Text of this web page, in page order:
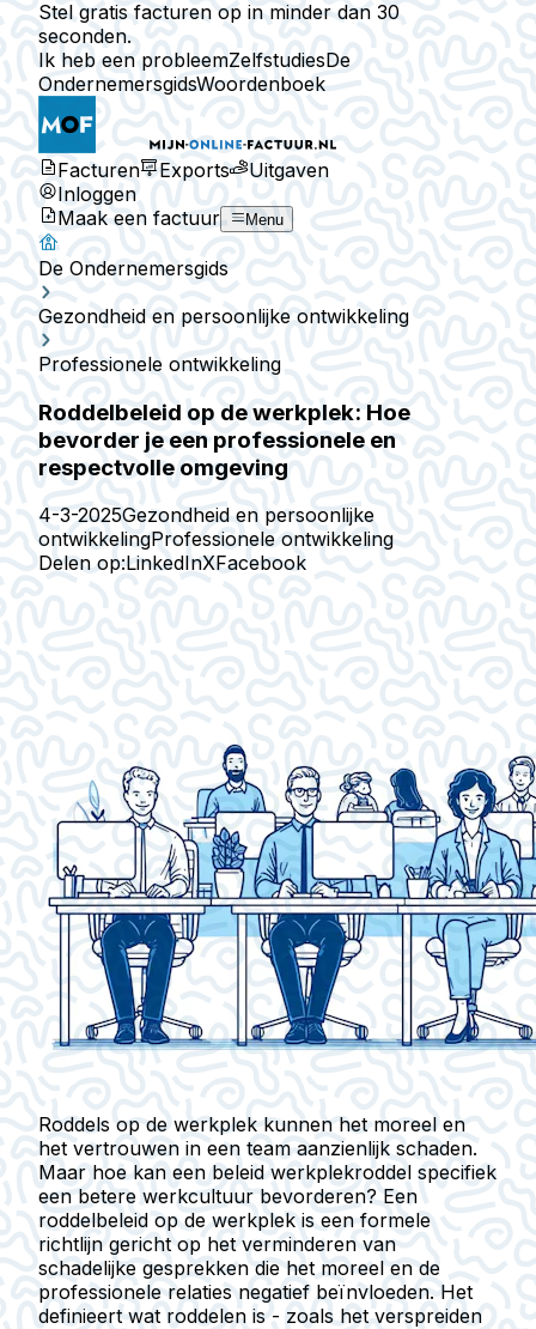
Stel gratis facturen op in minder dan 30
seconden.
Ik heb een probleemZelfstudiesDe
OndernemersgidsWoordenboek
Facturen Exports
Uitgaven
Inloggen
Maak een factuur
Menu
De Ondernemersgids
Gezondheid en persoonlijke ontwikkeling
Professionele ontwikkeling
Roddelbeleid op de werkplek: Hoe
bevorder je een professionele en
respectvolle omgeving
4-3-2025Gezondheid en persoonlijke
ontwikkelingProfessionele ontwikkeling
Delen op:LinkedInXFacebook
Roddels op de werkplek kunnen het moreel en
het vertrouwen in een team aanzienlijk schaden.
Maar hoe kan een beleid werkplekroddel specifiek
een betere werkcultuur bevorderen? Een
roddelbeleid op de werkplek is een formele
richtlijn gericht op het verminderen van
schadelijke gesprekken die het moreel en de
professionele relaties negatief beïnvloeden. Het
definieert wat roddelen is - zoals het verspreiden